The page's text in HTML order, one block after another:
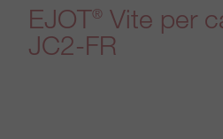
EJOT® Vite per
JC2-FR